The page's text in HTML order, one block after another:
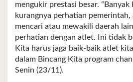
mengukir prestasi besar. “Banyak
kurangnya perhatian
mencari atau mewakili daerah
perhatian dengan atlet. Ini tidak
Kita harus jaga baik-baik atlet
dalam Bincang Kita program
Senin (23/11).